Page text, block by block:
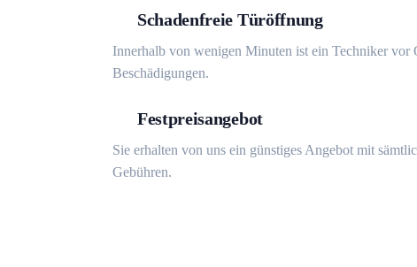
Schadenfreie Türöffnung
Innerhalb von wenigen Minuten ist ein Techniker vor
Beschädigungen.
Festpreisangebot
Sie erhalten von uns ein günstiges Angebot mit
Gebühren.